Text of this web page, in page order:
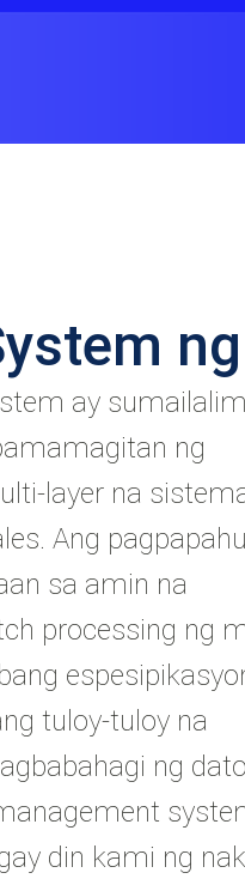
ay
ng
layer na
Ang
sa amin na
processing ng
tuloy-tuloy na
ng
din kami ng